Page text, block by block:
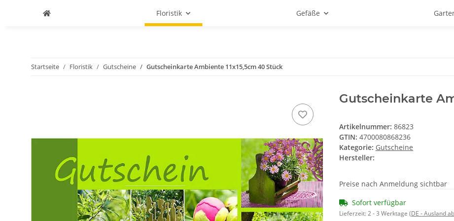
Floristik Gefäße
Startseite Floristik Gutscheine Gutscheinkarte Ambiente 11x15,5cm 40 Stück
Gutscheinkarte
Artikelnummer: 86823
GTIN: 4700080868236
Kategorie: Gutscheine
Hersteller:
Preise nach Anmeldung sichtbar
Sofort verfügbar
Lieferzeit:2 - 3 Werktage (DE - Ausland